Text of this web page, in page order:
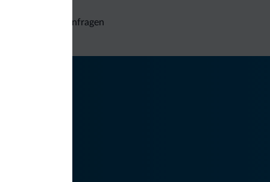
Unverbindliche Anfragen